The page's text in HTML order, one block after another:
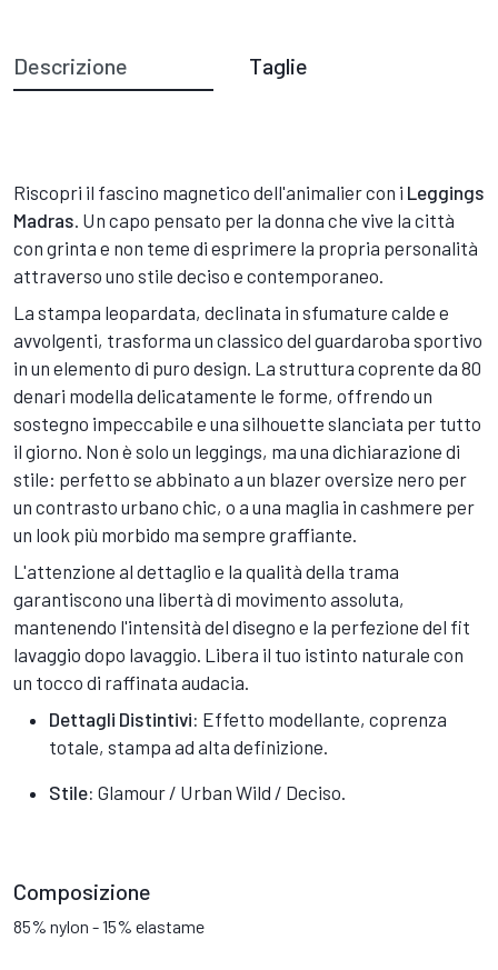
Descrizione Taglie
Riscopri il fascino magnetico dell'animalier con i Leggings
Madras . Un capo pensato per la donna che vive la città
con grinta e non teme di esprimere la propria personalità
attraverso uno stile deciso e contemporaneo.
La stampa leopardata, declinata in sfumature calde e
avvolgenti, trasforma un classico del guardaroba sportivo
in un elemento di puro design. La struttura coprente da 80
denari modella delicatamente le forme, offrendo un
sostegno impeccabile e una silhouette slanciata per tutto
il giorno. Non è solo un leggings, ma una dichiarazione di
stile: perfetto se abbinato a un blazer oversize nero per
un contrasto urbano chic, o a una maglia in cashmere per
un look più morbido ma sempre graffiante.
L'attenzione al dettaglio e la qualità della trama
garantiscono una libertà di movimento assoluta,
mantenendo l'intensità del disegno e la perfezione del fit
lavaggio dopo lavaggio. Libera il tuo istinto naturale con
un tocco di raffinata audacia.
Dettagli Distintivi: Effetto modellante, coprenza
totale, stampa ad alta definizione.
Stile: Glamour / Urban Wild / Deciso.
Composizione
85% nylon - 15% elastame